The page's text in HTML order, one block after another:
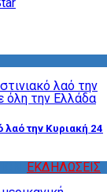
λαό την Κυριακή 24
ΕΚΔΗΛΩΣΕΙΣ